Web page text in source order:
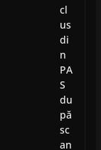
cl
us
di
n
PA
S
du
pă
sc
an